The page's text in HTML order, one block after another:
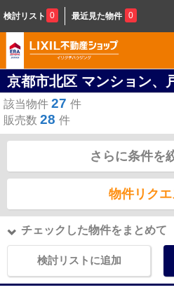
検討リスト 0 最近見た物件 0
京都市北区 マンション、
該当物件 27 件
販売数 28 件
さらに条件を
物件リクエ
チェックした物件をまとめて
検討リストに追加